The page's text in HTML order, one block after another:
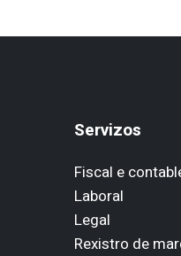
Servizos
Fiscal e
Laboral
Legal
Rexistro de